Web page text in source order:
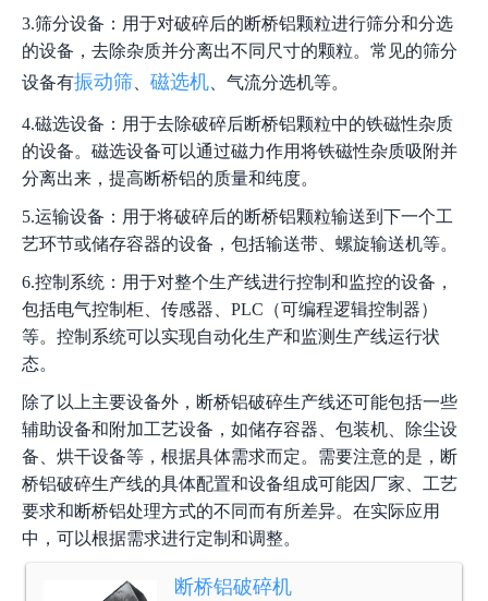
3.筛分设备：用于对破碎后的断桥铝颗粒进行筛分和分选
的设备，去除杂质并分离出不同尺寸的颗粒。常见的筛分
设备有振动筛 磁选机 、气流分选机等。
4.磁选设备：用于去除破碎后断桥铝颗粒中的铁磁性杂质
的设备。磁选设备可以通过磁力作用将铁磁性杂质吸附并
分离出来，提高断桥铝的质量和纯度。
5.运输设备：用于将破碎后的断桥铝颗粒输送到下一个工
艺环节或储存容器的设备，包括输送带、螺旋输送机等。
6.控制系统：用于对整个生产线进行控制和监控的设备，
包括电气控制柜、传感器、PLC（可编程逻辑控制器）
等。控制系统可以实现自动化生产和监测生产线运行状
态。
除了以上主要设备外，断桥铝破碎生产线还可能包括一些
辅助设备和附加工艺设备，如储存容器、包装机、除尘设
备、烘干设备等，根据具体需求而定。需要注意的是，断
桥铝破碎生产线的具体配置和设备组成可能因厂家、工艺
要求和断桥铝处理方式的不同而有所差异。在实际应用
中，可以根据需求进行定制和调整。
断桥铝破碎机